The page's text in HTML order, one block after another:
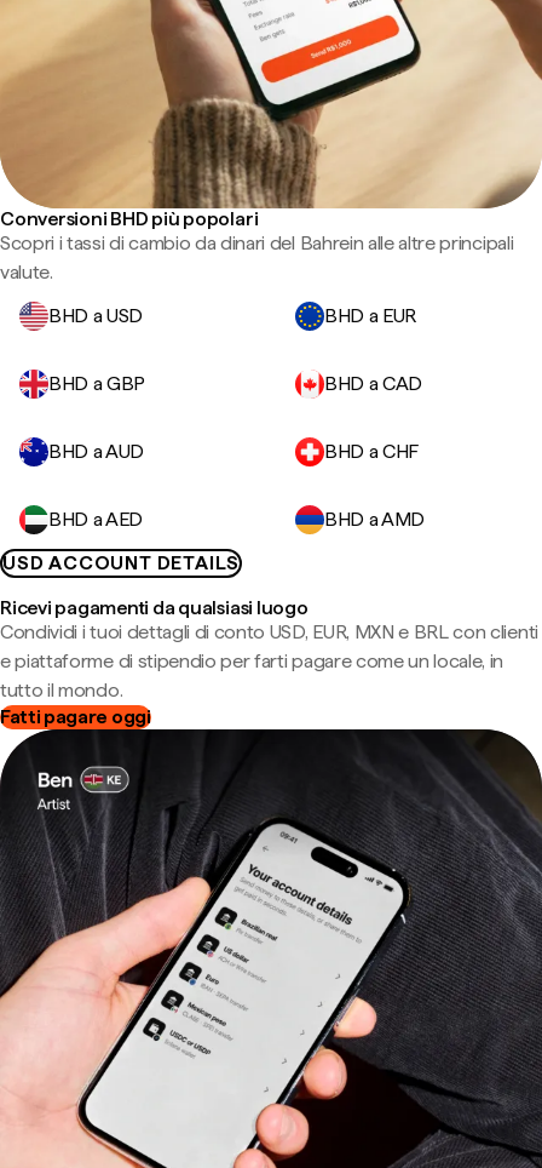
Conversioni BHD più popolari
Scopri i tassi di cambio da dinari del Bahrein alle altre principali
valute.
BHD a USD
BHD a EUR
BHD a GBP BHD a CAD
BHD a AUD BHD a CHF
BHD a AED
BHD a AMD
USD ACCOUNT DETAILS
Ricevi pagamenti da qualsiasi luogo
Condividi i tuoi dettagli di conto USD, EUR, MXN e BRL con clienti
e piattaforme di stipendio per farti pagare come un locale, in
tutto il mondo.
Fatti pagare oggi